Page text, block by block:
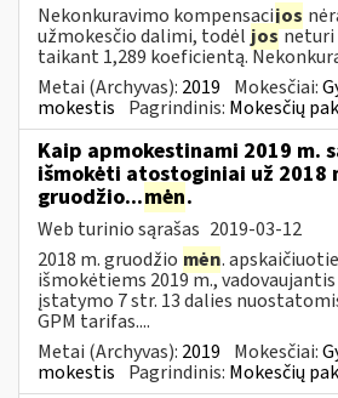
Nekonkuravimo kompensacijos
užmokesčio dalimi, todėl josneturi
taikant 1,289 koeficientą.
Metai (Archyvas): 2019 Mokesčiai:
mokestis Pagrindinis: Mokesčių
Kaip apmokestinami 2019 m.
išmokėti atostoginiai už 2018
gruodžio...mėn.
Web turinio sąrašas 2019-03-12
2018 m. gruodžio mėn.
išmokėtiems 2019 m.,
įstatymo 7 str. 13 dalies
GPM tarifas....
Metai (Archyvas): 2019 Mokesčiai:
mokestis Pagrindinis: Mokesčių